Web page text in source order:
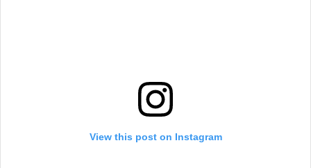
View this post on Instagram